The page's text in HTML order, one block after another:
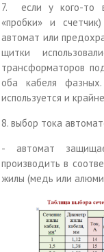
7. если у кого-то
«пробки» и
автомат или
щитки
трансформаторов
оба кабеля
используется и
8. выбор тока
- автомат
производить в
жилы (медь или